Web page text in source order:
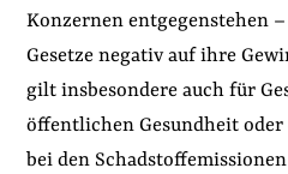
Konzernen entgegenstehen
Gesetze negativ auf ihre
gilt insbesondere auch für
öffentlichen Gesundheit oder
bei den